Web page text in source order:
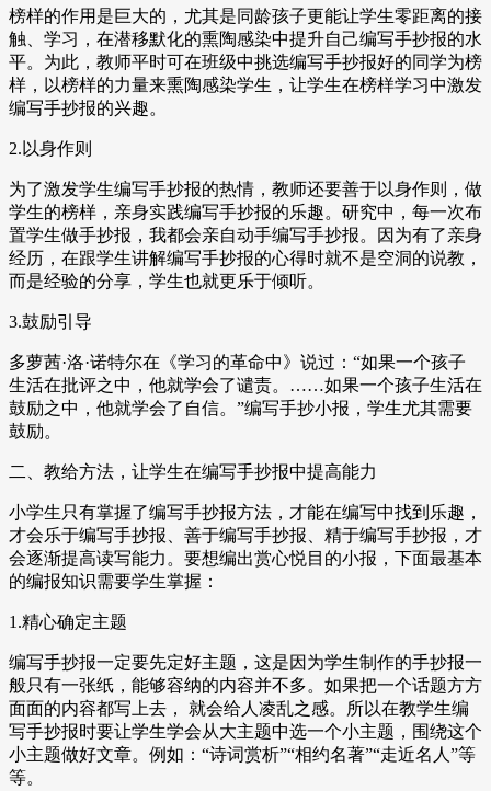
榜样的作用是巨大的，尤其是同龄孩子更能让学生零距离的接
触、学习，在潜移默化的熏陶感染中提升自己编写手抄报的水
平。为此，教师平时可在班级中挑选编写手抄报好的同学为榜
样，以榜样的力量来熏陶感染学生，让学生在榜样学习中激发
编写手抄报的兴趣。
2.以身作则
为了激发学生编写手抄报的热情，教师还要善于以身作则，做
学生的榜样，亲身实践编写手抄报的乐趣。研究中，每一次布
置学生做手抄报，我都会亲自动手编写手抄报。因为有了亲身
经历，在跟学生讲解编写手抄报的心得时就不是空洞的说教，
而是经验的分享，学生也就更乐于倾听。
3.鼓励引导
多萝茜·洛·诺特尔在《学习的革命中》说过：“如果一个孩子
生活在批评之中，他就学会了谴责。……如果一个孩子生活在
鼓励之中，他就学会了自信。”编写手抄小报，学生尤其需要
鼓励。
二、教给方法，让学生在编写手抄报中提高能力
小学生只有掌握了编写手抄报方法，才能在编写中找到乐趣，
才会乐于编写手抄报、善于编写手抄报、精于编写手抄报，才
会逐渐提高读写能力。要想编出赏心悦目的小报，下面最基本
的编报知识需要学生掌握：
1.精心确定主题
编写手抄报一定要先定好主题，这是因为学生制作的手抄报一
般只有一张纸，能够容纳的内容并不多。如果把一个话题方方
面面的内容都写上去， 就会给人凌乱之感。所以在教学生编
写手抄报时要让学生学会从大主题中选一个小主题，围绕这个
小主题做好文章。例如：“诗词赏析”“相约名著”“走近名人”等
等。